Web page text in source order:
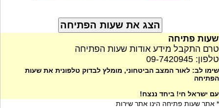
שעות פתיחה
טרם התקבל מידע אודות שעות הפתיחה
טלפון: 09-7420945
שימו לב: לאור המצב הביטחוני, מומלץ לבדוק טלפונית את שעות
הפתיחה
עם ישראל חי! ביחד ננצח!
* אתר שעות פתיחה הינו אתר שירות